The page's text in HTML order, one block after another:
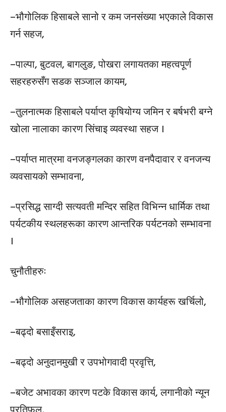
–भौगोलिक हिसाबले सानो र कम जनसंख्या भएकाले विकास
गर्न सहज,
–पाल्पा, बुटवल, बागलुङ, पोखरा लगायतका महत्वपूर्ण
सहरहरुसँग सडक सञ्जाल कायम,
–तुलनात्मक हिसाबले पर्याप्त कृषियोग्य जमिन र बर्षभरी बग्ने
खोला नालाका कारण सिंचाइ व्यवस्था सहज ।
–पर्याप्त मात्रमा वनजङ्गलका कारण वनपैदावार र वनजन्य
व्यवसायको सम्भावना,
–प्रसिद्ध साग्दी सत्यवती मन्दिर सहित विभिन्न धार्मिक तथा
पर्यटकीय स्थलहरूका कारण आन्तरिक पर्यटनको सम्भावना
।
चुनौतीहरुः
–भौगोलिक असहजताका कारण विकास कार्यहरू खर्चिलो,
–बढ्दो बसाइँसराइ,
–बढ्दो अनुदानमुखी र उपभोगवादी प्रवृत्ति,
–बजेट अभावका कारण पटके विकास कार्य, लगानीको न्यून